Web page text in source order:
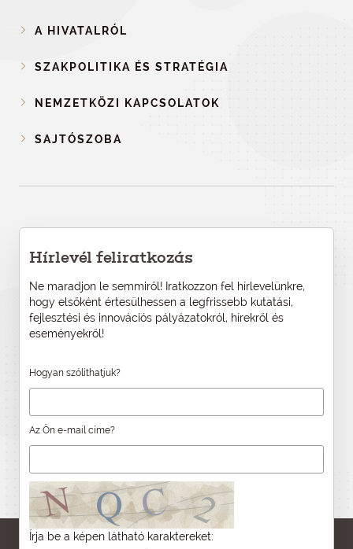
A HIVATALRÓL
SZAKPOLITIKA ÉS STRATÉGIA
NEMZETKÖZI KAPCSOLATOK
SAJTÓSZOBA
Hírlevél feliratkozás
Ne maradjon le semmiről! Iratkozzon fel hírlevelünkre,
hogy elsőként értesülhessen a legfrissebb kutatási,
fejlesztési és innovációs pályázatokról, hírekről és
eseményekről!
Hogyan szólíthatjuk?
Az Ön e-mail címe?
Írja be a képen látható karaktereket: